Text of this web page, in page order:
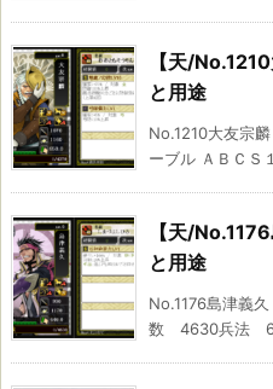
【天/
と用途
No.1210大友宗
ーブル ＡＢＣＳ
【天/
と用途
No.1176島津
数 4630兵法